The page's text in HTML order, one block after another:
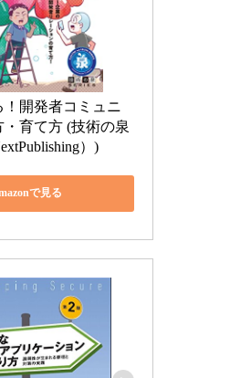
開発者コミュニ
育て方 (技術の泉
）)
で見る